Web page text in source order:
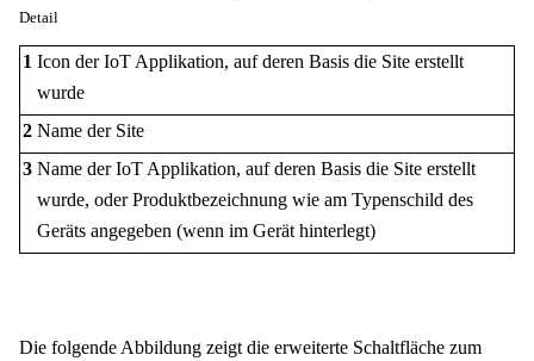
Detail
1 Icon der IoT Applikation, auf deren Basis die Site erstellt
wurde
2 Name der Site
3 Name der IoT Applikation, auf deren Basis die Site erstellt
wurde, oder Produktbezeichnung wie am Typenschild des
Geräts angegeben (wenn im Gerät hinterlegt)
Die folgende Abbildung zeigt die erweiterte Schaltfläche zum